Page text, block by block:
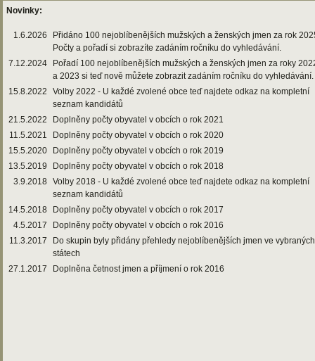
Novinky:
1.6.2026
Přidáno 100 nejoblíbenějších mužských a ženských jmen za rok
Počty a pořadí si zobrazíte zadáním ročníku do vyhledávání.
7.12.2024
Pořadí 100 nejoblíbenějších mužských a ženských jmen za roky
a 2023 si teď nově můžete zobrazit zadáním ročníku do vyhledávání.
15.8.2022
Volby 2022 - U každé zvolené obce teď najdete odkaz na kompletní
seznam kandidátů
21.5.2022
Doplněny počty obyvatel v obcích o rok 2021
11.5.2021
Doplněny počty obyvatel v obcích o rok 2020
15.5.2020
Doplněny počty obyvatel v obcích o rok 2019
13.5.2019
Doplněny počty obyvatel v obcích o rok 2018
3.9.2018 Volby 2018 - U každé zvolené obce teď najdete odkaz na kompletní
seznam kandidátů
14.5.2018
Doplněny počty obyvatel v obcích o rok 2017
4.5.2017
Doplněny počty obyvatel v obcích o rok 2016
11.3.2017
Do skupin byly přidány přehledy nejoblíbenějších jmen ve vybraných
státech
27.1.2017
Doplněna četnost jmen a příjmení o rok 2016